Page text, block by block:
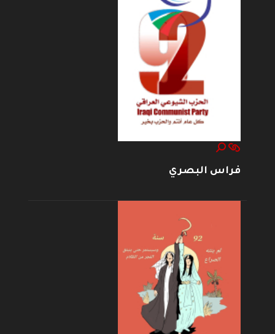
فراس البصري